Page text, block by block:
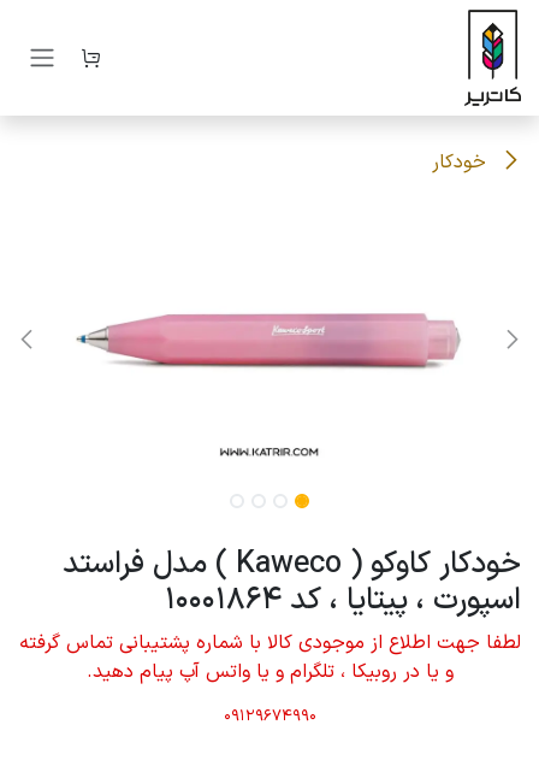
صرف نظر و مشاهده محتوا
خودکار
خودکار کاوکو ( Kaweco ) مدل فراستد
اسپورت ، پیتایا ، کد 10001864
لطفا جهت اطلاع از موجودی کالا با شماره پشتیبانی تماس گرفته
و یا در روبیکا ، تلگرام و یا واتس آپ پیام دهید.
09129674990